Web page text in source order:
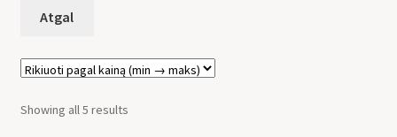
Profilis
Showing all 5 results